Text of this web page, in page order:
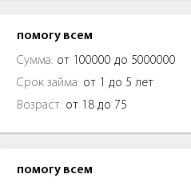
помогу всем
Сумма: от 100000 до 5000000
Срок займа: от 1 до 5 лет
Возраст: от 18 до 75
помогу всем